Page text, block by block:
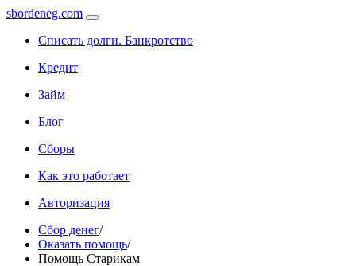
sbordeneg.com
Списать долги. Банкротство
Кредит
Займ
Блог
Сборы
Как это работает
Авторизация
Сбор денег/
Оказать помощь/
Помощь Старикам